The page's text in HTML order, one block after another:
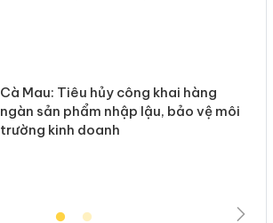
Cà Mau: Tiêu hủy công khai hàng
ngàn sản phẩm nhập lậu, bảo vệ môi
trường kinh doanh